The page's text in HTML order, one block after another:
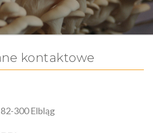
kontaktowe
300 Elbląg